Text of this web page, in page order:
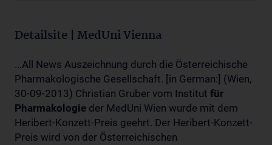
Detailsite | MedUni Vienna
...All News Auszeichnung durch die Österreichische
Pharmakologische Gesellschaft. [in German:] (Wien,
30-09-2013) Christian Gruber vom Institut für
Pharmakologie der MedUni Wien wurde mit dem
Heribert-Konzett-Preis geehrt. Der Heribert-Konzett-
Preis wird von der Österreichischen